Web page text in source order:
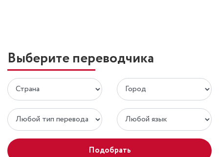
Выберите переводчика
Подобрать